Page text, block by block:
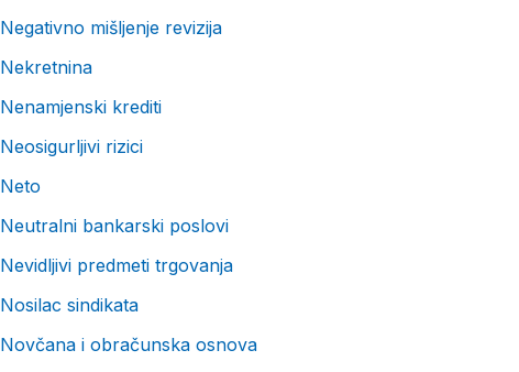
Negativno mišljenje revizija
Nekretnina
Nenamjenski krediti
Neosigurljivi rizici
Neto
Neutralni bankarski poslovi
Nevidljivi predmeti trgovanja
Nosilac sindikata
Novčana i obračunska osnova